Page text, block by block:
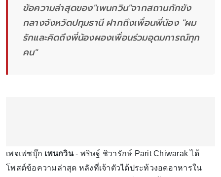
ข้อความล่าสุดของ"เพนกวิน"จากสถานกักขัง
กลางจังหวัดปทุมธานี ฝากถึงเพื่อนพี่น้อง "ผม
รักและคิดถึงพี่น้องผองเพื่อนร่วมอุดมการณ์ทุก
คน"
เพจเฟซบุ๊ก เพนกวิน- พริษฐ์ ชิวารักษ์ Parit Chiwarak ได้
โพสต์ข้อความล่าสุด หลังที่เจ้าตัวได้ประท้วงอดอาหารใน